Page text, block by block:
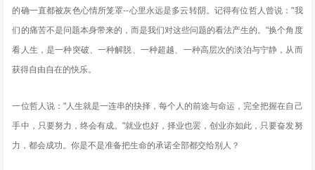
的确一直都被灰色心情所笼罩--心里永远是多云转阴。记得有位哲人曾说："我
们的痛苦不是问题本身带来的，而是我们对这些问题的看法产生的。"换个角度
看人生，是一种突破、一种解脱、一种超越、一种高层次的淡泊与宁静，从而
获得自由自在的快乐。
一位哲人说："人生就是一连串的抉择，每个人的前途与命运，完全把握在自己
手中，只要努力，终会有成。"就业也好，择业也罢，创业亦如此，只要奋发努
力，都会成功。你是不是准备把生命的承诺全部都交给别人？